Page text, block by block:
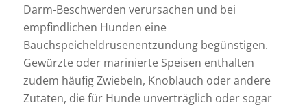
Darm-Beschwerden verursachen und bei
empfindlichen Hunden eine
Bauchspeicheldrüsenentzündung begünstigen.
Gewürzte oder marinierte Speisen enthalten
zudem häufig Zwiebeln, Knoblauch oder andere
Zutaten, die für Hunde unverträglich oder sogar